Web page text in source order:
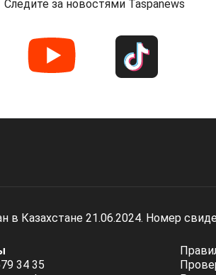
Следите за новостями Taspanews
в Казахстане 21.06.2024. Номер
34 35